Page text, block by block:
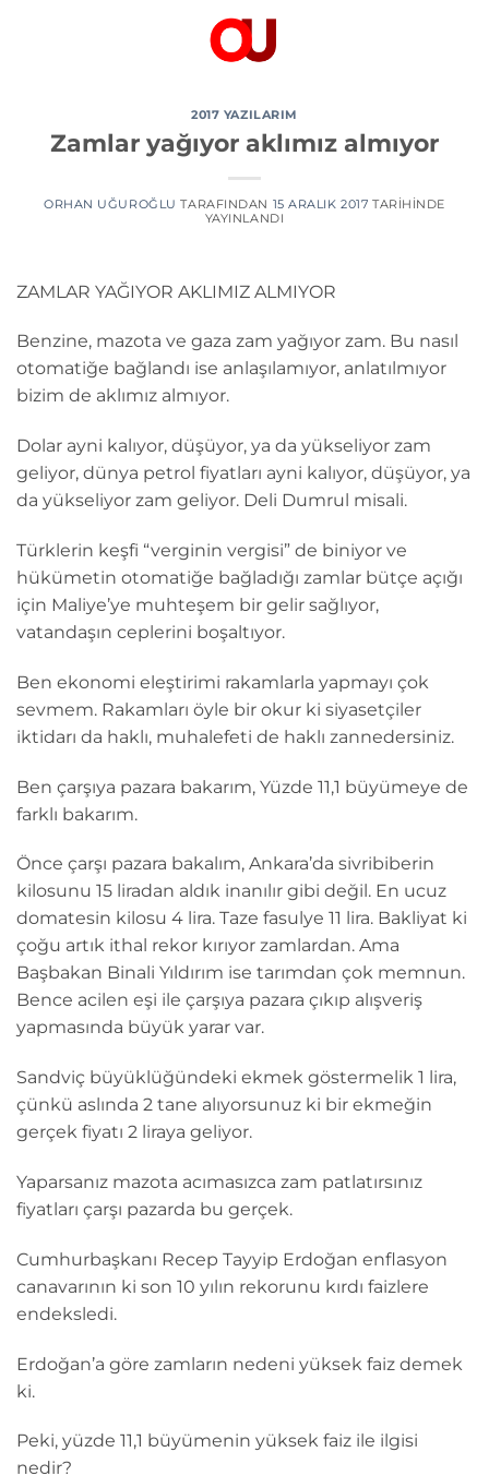
2017 YAZILARIM
Zamlar yağıyor aklımız almıyor
ORHAN UĞUROĞLU TARAFINDAN 15 ARALIK 2017 TARIHINDE
YAYINLANDI
ZAMLAR YAĞIYOR AKLIMIZ ALMIYOR
Benzine, mazota ve gaza zam yağıyor zam. Bu nasıl
otomatiğe bağlandı ise anlaşılamıyor, anlatılmıyor
bizim de aklımız almıyor.
Dolar ayni kalıyor, düşüyor, ya da yükseliyor zam
geliyor, dünya petrol fiyatları ayni kalıyor, düşüyor, ya
da yükseliyor zam geliyor. Deli Dumrul misali.
Türklerin keşfi “verginin vergisi” de biniyor ve
hükümetin otomatiğe bağladığı zamlar bütçe açığı
için Maliye’ye muhteşem bir gelir sağlıyor,
vatandaşın ceplerini boşaltıyor.
Ben ekonomi eleştirimi rakamlarla yapmayı çok
sevmem. Rakamları öyle bir okur ki siyasetçiler
iktidarı da haklı, muhalefeti de haklı zannedersiniz.
Ben çarşıya pazara bakarım, Yüzde 11,1 büyümeye de
farklı bakarım.
Önce çarşı pazara bakalım, Ankara’da sivribiberin
kilosunu 15 liradan aldık inanılır gibi değil. En ucuz
domatesin kilosu 4 lira. Taze fasulye 11 lira. Bakliyat ki
çoğu artık ithal rekor kırıyor zamlardan. Ama
Başbakan Binali Yıldırım ise tarımdan çok memnun.
Bence acilen eşi ile çarşıya pazara çıkıp alışveriş
yapmasında büyük yarar var.
Sandviç büyüklüğündeki ekmek göstermelik 1 lira,
çünkü aslında 2 tane alıyorsunuz ki bir ekmeğin
gerçek fiyatı 2 liraya geliyor.
Yaparsanız mazota acımasızca zam patlatırsınız
fiyatları çarşı pazarda bu gerçek.
Cumhurbaşkanı Recep Tayyip Erdoğan enflasyon
canavarının ki son 10 yılın rekorunu kırdı faizlere
endeksledi.
Erdoğan’a göre zamların nedeni yüksek faiz demek
ki.
Peki, yüzde 11,1 büyümenin yüksek faiz ile ilgisi
nedir?